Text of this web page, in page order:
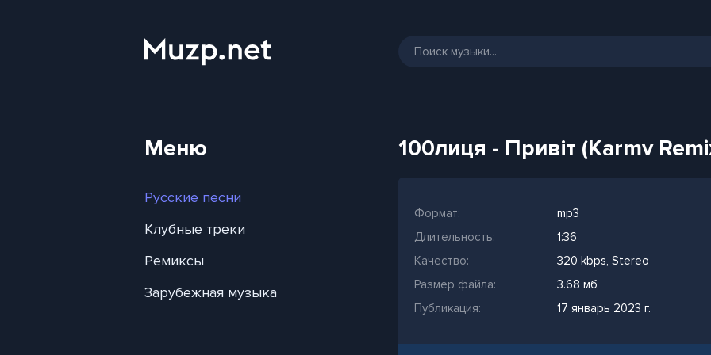
Меню
Русские песни
Клубные треки
Ремиксы
Зарубежная музыка
100лиця - Привіт (Karmv
Формат:
mp3
Длительность:
1:36
Качество:
320 kbps, Stereo
Размер файла:
3.68 мб
Публикация:
17 январь 2023 г.